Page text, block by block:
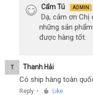
Cẩm Tú ADMIN
Dạ, cảm ơn Chị
những sản
được hàng tốt.
T Thanh Hải
Có ship hàng toàn
Reply ● Like